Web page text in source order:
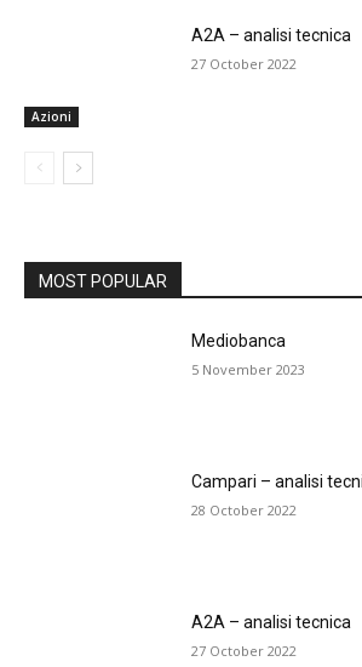
Azioni
A2A – analisi tecnica
27 October 2022
MOST POPULAR
Mediobanca
5 November 2023
Campari – analisi
28 October 2022
A2A – analisi tecnica
27 October 2022